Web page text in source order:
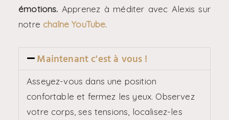
émotions. Apprenez à méditer avec Alexis sur
notre chaîne YouTube.
Maintenant c'est à vous !
Asseyez-vous dans une position
confortable et fermez les yeux. Observez
votre corps, ses tensions, localisez-les